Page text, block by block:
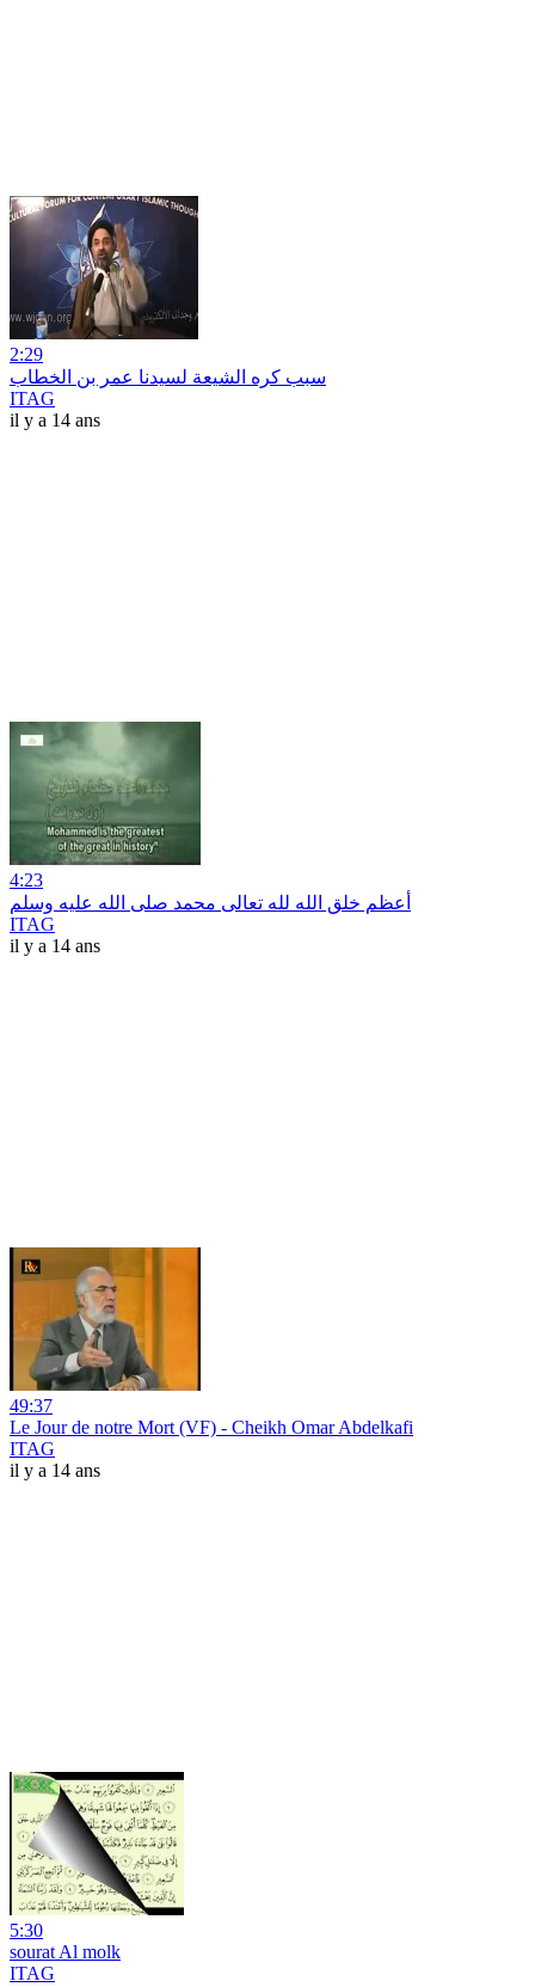
2:29
سبب كره الشيعة لسيدنا عمر بن الخطاب
ITAG
il y a 14 ans
4:23
أعظم خلق الله لله تعالى محمد صلى الله عليه وسلم
ITAG
il y a 14 ans
49:37
Le Jour de notre Mort (VF) - Cheikh Omar Abdelkafi
ITAG
il y a 14 ans
5:30
sourat Al molk
ITAG